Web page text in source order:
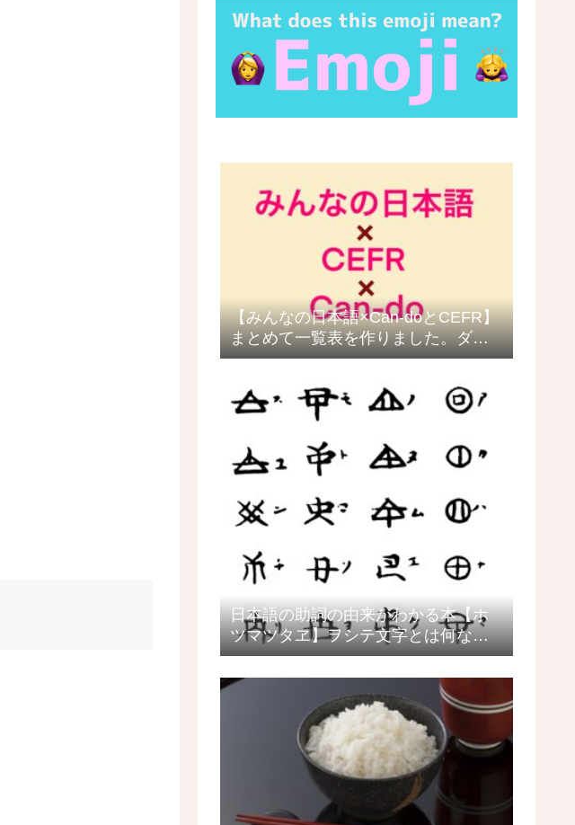
【みんなの日本語×Can-doとCEFR】
まとめて一覧表を作りました。ダウ
ロードできます。
日本語の助詞の由来がわかる本【ホ
ツマツタヱ】ヲシテ文字とは何なの
か？日本語教師の目線で見るヲシテ